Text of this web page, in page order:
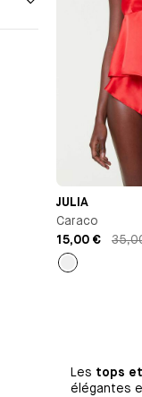
JULIA
Caraco
15,00 €
Rouge
Les tops
élégantes